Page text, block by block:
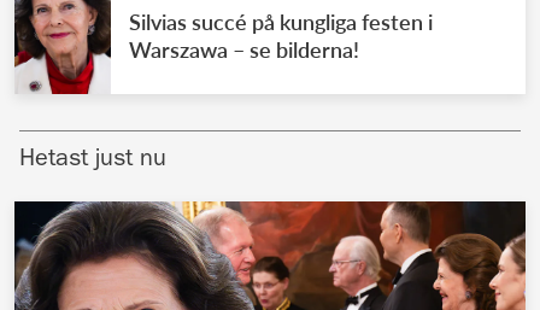
UTLÄNDSKT
VÄRLDENS KUNGAHUS
Brittiska kungahuset
Norska kungahuset
Danska kungahuset
Silvias succé på kungliga festen i
Warszawa – se bilderna!
Hetast just nu